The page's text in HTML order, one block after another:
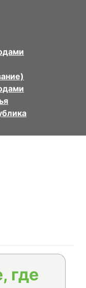
где